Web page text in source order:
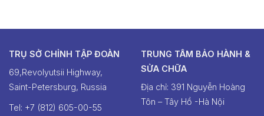
TRỤ SỞ CHỈNH TẬP ĐOÀN
69,Revolyutsii Highway,
Saint-Petersburg, Russia
Tel: +7 (812) 605-00-55
TRUNG TÂM BẢO HÀNH &
SỬA CHỮA
Địa chỉ: 391 Nguyễn Hoàng
Tôn – Tây Hồ -Hà Nội